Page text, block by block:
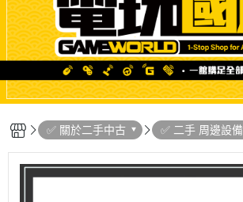
「遊戲」多人同樂 【PS＋PC用】賽模
F1形式
支架【可收折】
✅ 關於二手中古 ✅ 二手 周邊設備